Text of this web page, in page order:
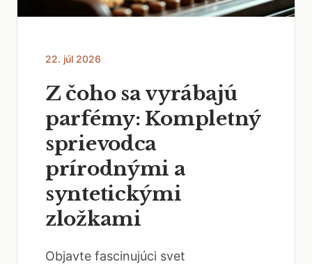
22. júl 2026
Z čoho sa vyrábajú
parfémy: Kompletný
sprievodca
prírodnými a
syntetickými
zložkami
Objavte fascinujúci svet